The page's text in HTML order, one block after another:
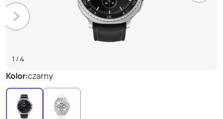
1 /4
Kolor:czarny